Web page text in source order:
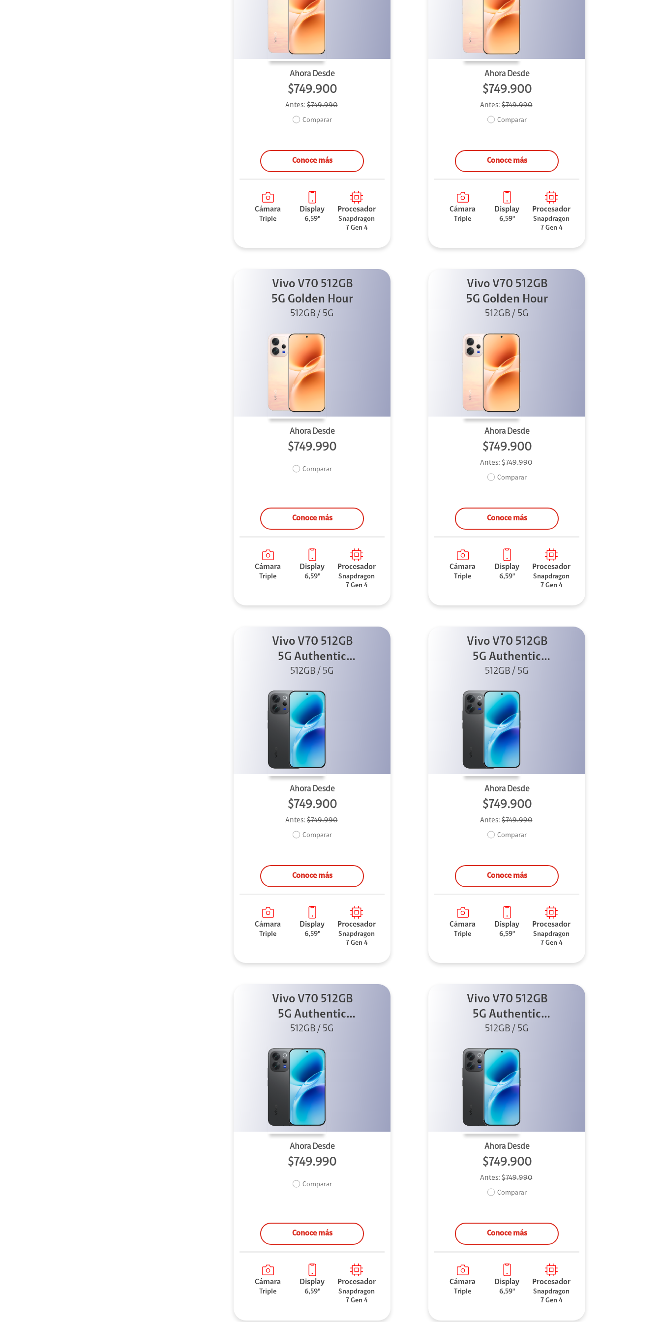
Ahora Desde
$749.900
Antes:$749.990
Comparar
Conoce más
Cámara
Triple
Display
6,59"
Procesador
Snapdragon
7 Gen 4
Ahora Desde
$749.900
Antes:$749.990
Comparar
Conoce más
Cámara
Triple
Display
6,59"
Procesador
Snapdragon
7 Gen 4
Vivo V70 512GB
5G Golden Hour
512GB / 5G
Ahora Desde
$749.990
Comparar
Conoce más
Cámara
Triple
Display
6,59"
Procesador
Snapdragon
7 Gen 4
Vivo V70 512GB
5G Golden Hour
512GB / 5G
Ahora Desde
$749.900
Antes:$749.990
Comparar
Conoce más
Cámara
Triple
Display
6,59"
Procesador
Snapdragon
7 Gen 4
Vivo V70 512GB
5G Authentic
Black
512GB / 5G
Ahora Desde
$749.900
Antes:$749.990
Comparar
Conoce más
Cámara
Triple
Display
6,59"
Procesador
Snapdragon
7 Gen 4
Vivo V70 512GB
5G Authentic
Black
512GB / 5G
Ahora Desde
$749.900
Antes:$749.990
Comparar
Conoce más
Cámara
Triple
Display
6,59"
Procesador
Snapdragon
7 Gen 4
Vivo V70 512GB
5G Authentic
Black
512GB / 5G
Ahora Desde
$749.990
Comparar
Conoce más
Cámara
Triple
Display
6,59"
Procesador
Snapdragon
7 Gen 4
Vivo V70 512GB
5G Authentic
Black
512GB / 5G
Ahora Desde
$749.900
Antes:$749.990
Comparar
Conoce más
Cámara
Triple
Display
6,59"
Procesador
Snapdragon
7 Gen 4